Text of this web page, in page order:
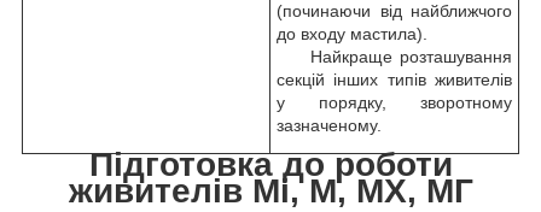
(починаючи від найближчого
до входу мастила).
Найкраще розташування
секцій інших типів живителів
у порядку, зворотному
зазначеному.
Підготовка до роботи
живителів Mi, М, МХ, МГ